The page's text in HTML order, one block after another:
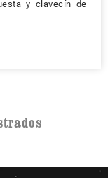
y clavecín de